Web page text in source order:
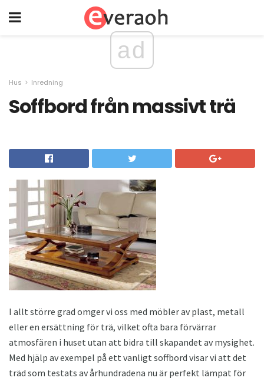
ad
Hus Inredning
Soffbord från massivt trä
I allt större grad omger vi oss med möbler av plast, metall
eller en ersättning för trä, vilket ofta bara förvärrar
atmosfären i huset utan att bidra till skapandet av mysighet.
Med hjälp av exempel på ett vanligt soffbord visar vi att det
träd som testats av århundradena nu är perfekt lämpat för